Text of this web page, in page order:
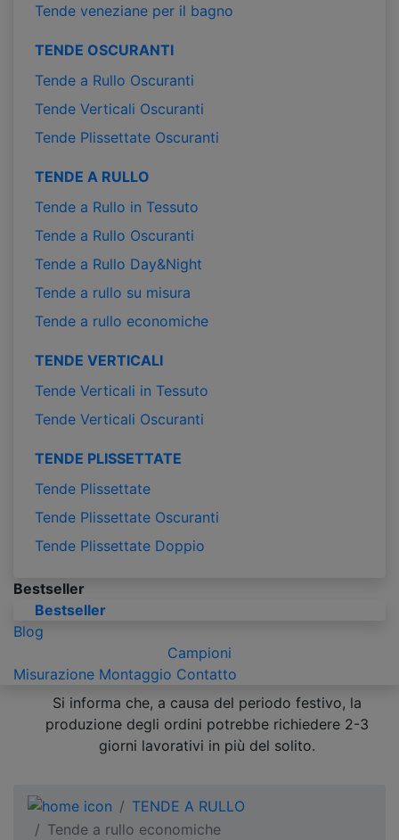
Tende veneziane per il bagno
TENDE OSCURANTI
Tende a Rullo Oscuranti
Tende Verticali Oscuranti
Tende Plissettate Oscuranti
TENDE A RULLO
Tende a Rullo in Tessuto
Tende a Rullo Oscuranti
Tende a Rullo Day&Night
Tende a rullo su misura
Tende a rullo economiche
TENDE VERTICALI
Tende Verticali in Tessuto
Tende Verticali Oscuranti
TENDE PLISSETTATE
Tende Plissettate
Tende Plissettate Oscuranti
Tende Plissettate Doppio
Bestseller
Bestseller
Blog
Campioni
Misurazione Montaggio Contatto
Si informa che, a causa del periodo festivo, la
produzione degli ordini potrebbe richiedere 2-3
giorni lavorativi in più del solito.
TENDE A RULLO
Tende a rullo economiche